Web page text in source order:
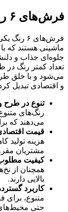
فرش‌های ۶ رنگ چه ویژگی‌هایی دارند؟
فرش‌های
جلوه‌ای جذاب و
تعداد کمتر رنگ
می‌شود و با خلق
و اقتصادی تبدیل
تنوع در طرح
رنگ‌های
می‌دهند که
قیمت
هزینه تولید
مشتریان
کیفیت
همچنان از
بالایی دارند.
کاربرد
متنوع، برای
حتی